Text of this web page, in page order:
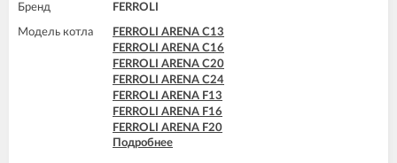
Бренд FERROLI
Модель котла
FERROLI ARENA C13
FERROLI ARENA C16
FERROLI ARENA C20
FERROLI ARENA C24
FERROLI ARENA F13
FERROLI ARENA F16
FERROLI ARENA F20
FERROLI ARENA F24
Подробнее